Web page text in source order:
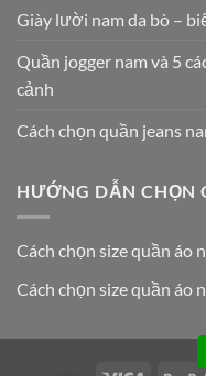
Giày lười nam da bò –
Quần jogger nam và 5
cảnh
Cách chọn quần jeans
HƯỚNG DẪN CHỌN
Cách chọn size quần áo
Cách chọn size quần áo